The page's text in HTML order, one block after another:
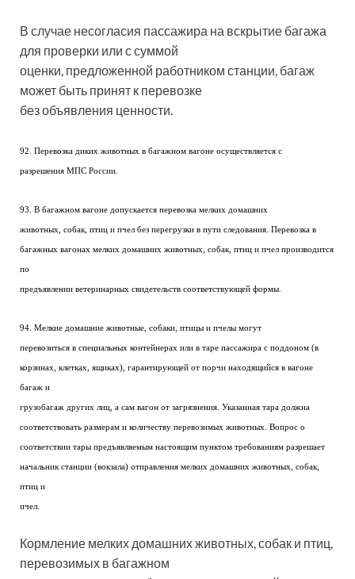
В случае несогласия пассажира на вскрытие багажа
для проверки или с суммой
оценки, предложенной работником станции, багаж
может быть принят к перевозке
без объявления ценности.
92. Перевозка диких животных в багажном вагоне осуществляется с
разрешения МПС России.
93. В багажном вагоне допускается перевозка мелких домашних
животных, собак, птиц и пчел без перегрузки в пути следования. Перевозка в
багажных вагонах мелких домашних животных, собак, птиц и пчел производится
по
предъявлении ветеринарных свидетельств соответствующей формы.
94. Мелкие домашние животные, собаки, птицы и пчелы могут
перевозиться в специальных контейнерах или в таре пассажира с поддоном (в
корзинах, клетках, ящиках), гарантирующей от порчи находящийся в вагоне
багаж и
грузобагаж других лиц, а сам вагон от загрязнения. Указанная тара должна
соответствовать размерам и количеству перевозимых животных. Вопрос о
соответствии тары предъявляемым настоящим пунктом требованиям разрешает
начальник станции (вокзала) отправления мелких домашних животных, собак,
птиц и
пчел.
Кормление мелких домашних животных, собак и птиц,
перевозимых в багажном